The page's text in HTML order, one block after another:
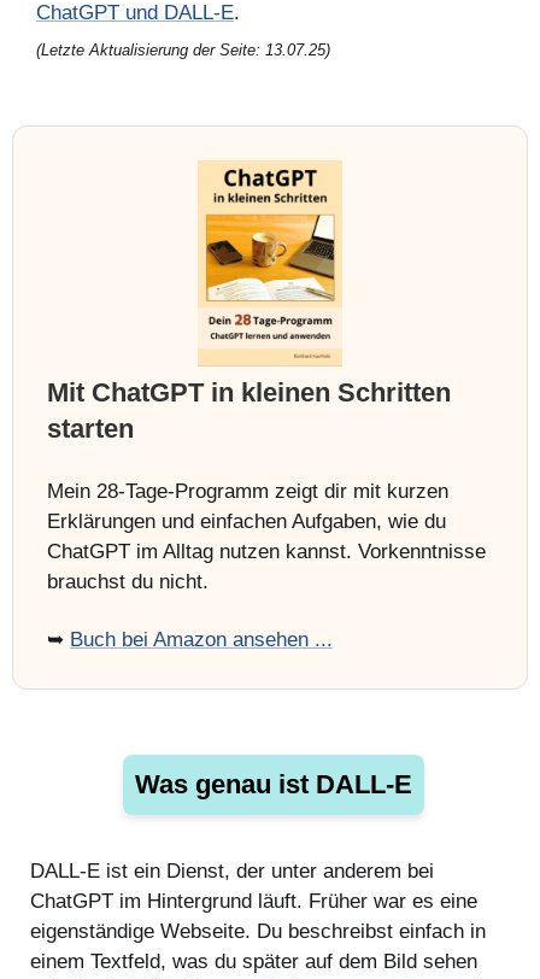
ChatGPT und DALL-E.
(Letzte Aktualisierung der Seite: 13.07.25)
Mit ChatGPT in kleinen Schritten
starten
Mein 28-Tage-Programm zeigt dir mit kurzen
Erklärungen und einfachen Aufgaben, wie du
ChatGPT im Alltag nutzen kannst. Vorkenntnisse
brauchst du nicht.
➥ Buch bei Amazon ansehen ...
Was genau ist DALL-E
DALL-E ist ein Dienst, der unter anderem bei
ChatGPT im Hintergrund läuft. Früher war es eine
eigenständige Webseite. Du beschreibst einfach in
einem Textfeld, was du später auf dem Bild sehen